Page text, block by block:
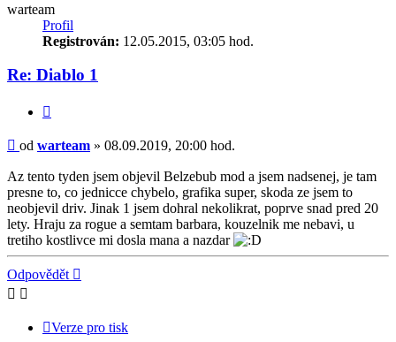
warteam
Profil
Registrován: 12.05.2015, 03:05 hod.
Re: Diablo 1
Příspěvek
od warteam » 08.09.2019, 20:00 hod.
Az tento tyden jsem objevil Belzebub mod a jsem nadsenej, je tam
presne to, co jednicce chybelo, grafika super, skoda ze jsem to
neobjevil driv. Jinak 1 jsem dohral nekolikrat, poprve snad pred 20
lety. Hraju za rogue a semtam barbara, kouzelnik me nebavi, u
tretiho kostlivce mi dosla mana a nazdar
Nahoru
Odpovědět
Verze pro tisk